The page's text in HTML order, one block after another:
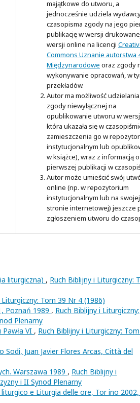
majątkowe do utworu, a
jednocześnie udziela
czasopisma zgody na jego
publikację w wersji
wersji online na licencji
Commons Uznanie autorstwa
Międzynarodowe oraz zgody
wykonywanie opracowań, w
przekładów.
Autor ma możliwość udzielania
zgody niewyłącznej na
opublikowanie utworu w
która ukazała się w
zamieszczenia go w
instytucjonalnym lub
w książce), wraz z informacją
pierwszej publikacji w
Autor może umieścić swój
online (np. w repozytorium
instytucjonalnym lub na swojej
stronie internetowej) jeszcze
zgłoszeniem utworu do
liturgiczna) , Ruch Biblijny i Liturgiczny:
Tom 39 Nr 4 (1986)
Poznań 1989 , Ruch Biblijny i Liturgiczny:
Plenarny
VI , Ruch Biblijny i Liturgiczny:
Juan Javier Flores Arcas, Città del
Warszawa 1989 , Ruch Biblijny i
i II Synod Plenarny
e Liturgia delle ore, Tor ino